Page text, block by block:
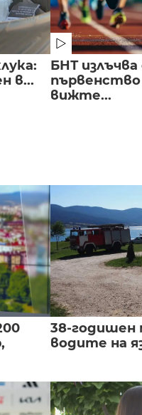
в...
БНТ
вижте...
38-годишен
водите на